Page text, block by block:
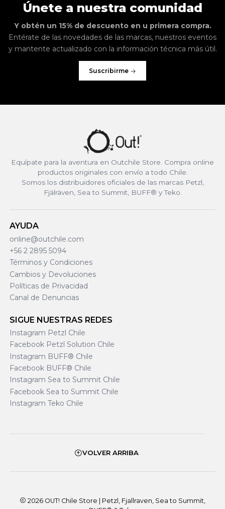
Únete a nuestra comunidad
Y obtén un 15% de descuento en u primera compra.
Entérate de las novedades de las marcas, nuestros eventos
y mantente actualizado con la información técnica más útil.
Suscribirme
Equípate para la aventura en Outchile Store. Compra online
productos originales con envío a todo Chile.
Somos los distribuidores oficiales de las marcas Petzl,
Fjälräven, Sea to Summit, BUFF® y Teko.
AYUDA
online@outchile.com
+56 2 2895 5094
Términos y Condiciones
Cambios y Devoluciones
Políticas de Privacidad
Canal de Denuncias
SIGUE NUESTRAS REDES
Instagram Petzl Chile
Facebook Petzl Solution Chile
Instagram BUFF® Chile
Facebook BUFF® Chile
Instagram Sea to Summit Chile
Facebook Sea to Summit Chile
Instagram Teko Chile
2026 OUT! Chile Store | Petzl, Fjallraven, Sea to Summit,
VOLVER ARRIBA